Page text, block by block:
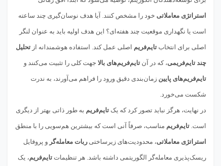
استراتژی معاملاتی خود را مشخص کنند. آیا هدف نوسان‌گیری چند ساعته
است یا نگهداری موقعیت چند هفته‌ای؟ این هدف اولیه باید به عنوان لنگر
اصلی برای انتخاب تایم‌فریم اصلی عمل کند. استفاده هوشمندانه از تحلیل
چند تایم‌فریمی، که در آن تایم‌فریم‌های بالا جهت کلی را تثبیت می‌کنند و
تایم‌فریم‌های پایین زمان‌بندی دقیق ورود را فراهم می‌آورند، به ندرت
شکست می‌خورد.
در نهایت، هرگز نباید تصور کرد که یک تایم‌فریم به طور ذاتی بهتر از دیگری
است. تایم‌فریم مناسب، صرفاً آنی است که بیشترین هم‌سویی را با منطق
استراتژی معاملاتی، محدودیت‌های زیرساختی ربات معامله‌گر و پروفایل
ریسک‌پذیری معامله‌گر الگوریتمی داشته باشد. هر تنظیمات تایم‌فریم، یک